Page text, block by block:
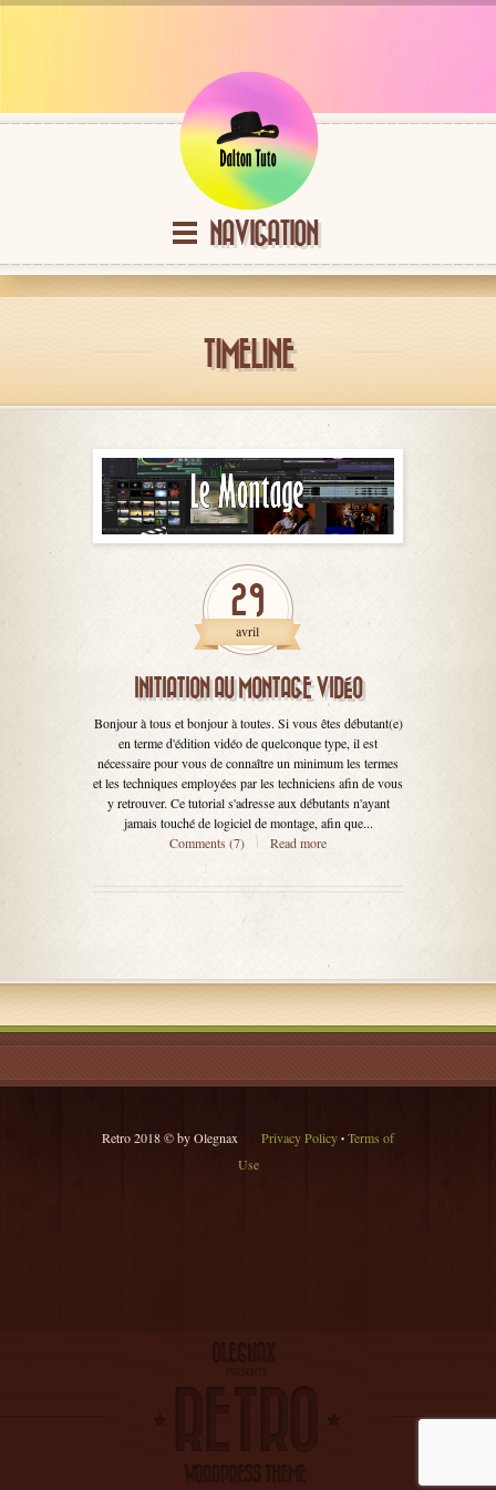
NAVIGATION
TIMELINE
29
avril
INITIATION AU MONTAGE VIDÉO
Bonjour à tous et bonjour à toutes. Si vous êtes débutant(e)
en terme d'édition vidéo de quelconque type, il est
nécessaire pour vous de connaître un minimum les termes
et les techniques employées par les techniciens afin de vous
y retrouver. Ce tutorial s'adresse aux débutants n'ayant
jamais touché de logiciel de montage, afin que...
Comments (7)
Read more
Retro 2018 © by Olegnax Privacy Policy • Terms of
Use